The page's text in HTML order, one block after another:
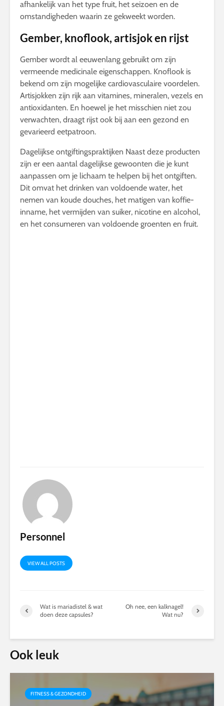
afhankelijk van het type fruit, het seizoen en de
omstandigheden waarin ze gekweekt worden.
Gember, knoflook, artisjok en rijst
Gember wordt al eeuwenlang gebruikt om zijn
vermeende medicinale eigenschappen. Knoflook is
bekend om zijn mogelijke cardiovasculaire voordelen.
Artisjokken zijn rijk aan vitamines, mineralen, vezels en
antioxidanten. En hoewel je het misschien niet zou
verwachten, draagt rijst ook bij aan een gezond en
gevarieerd eetpatroon.
Dagelijkse ontgiftingspraktijken Naast deze producten
zijn er een aantal dagelijkse gewoonten die je kunt
aanpassen om je lichaam te helpen bij het ontgiften.
Dit omvat het drinken van voldoende water, het
nemen van koude douches, het matigen van koffie-
inname, het vermijden van suiker, nicotine en alcohol,
en het consumeren van voldoende groenten en fruit.
Personnel
VIEW ALL POSTS
Wat is mariadistel & wat
doen deze capsules?
Oh nee, een kalknagel!
Wat nu?
Ook leuk
FITNESS & GEZONDHEID